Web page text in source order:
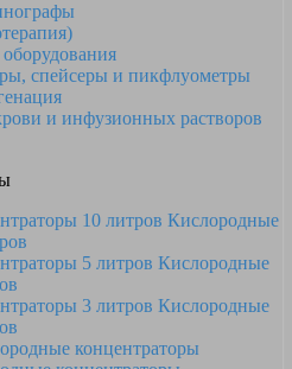
спейсеры и пикфлуометры
и инфузионных растворов
Кислородные
Кислородные
Кислородные